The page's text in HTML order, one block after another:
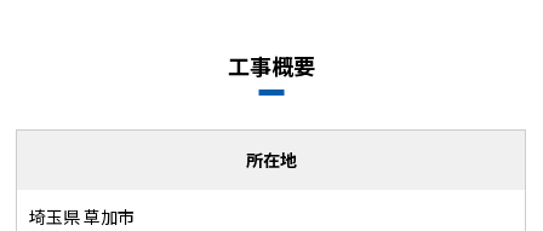
工事概要
所在地
埼玉県 草加市